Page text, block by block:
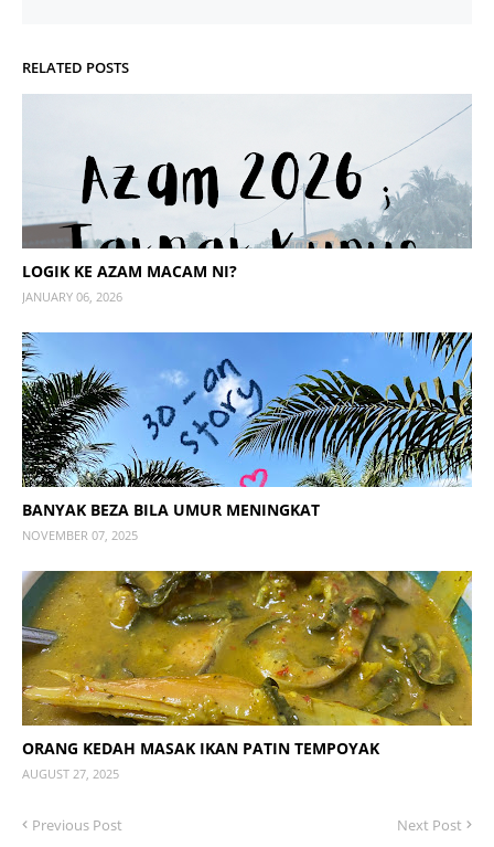
RELATED POSTS
LOGIK KE AZAM MACAM NI?
JANUARY 06, 2026
BANYAK BEZA BILA UMUR MENINGKAT
NOVEMBER 07, 2025
ORANG KEDAH MASAK IKAN PATIN TEMPOYAK
AUGUST 27, 2025
Previous Post Next Post